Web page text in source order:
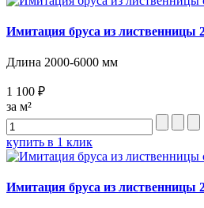
Имитация бруса из лиственницы
Длина 2000-6000 мм
1 100 ₽
за м²
купить в 1 клик
Имитация бруса из лиственницы